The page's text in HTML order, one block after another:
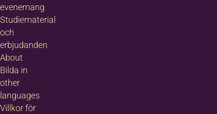
evenemang
Studiematerial
och
erbjudanden
About
Bilda in
other
languages
Villkor för